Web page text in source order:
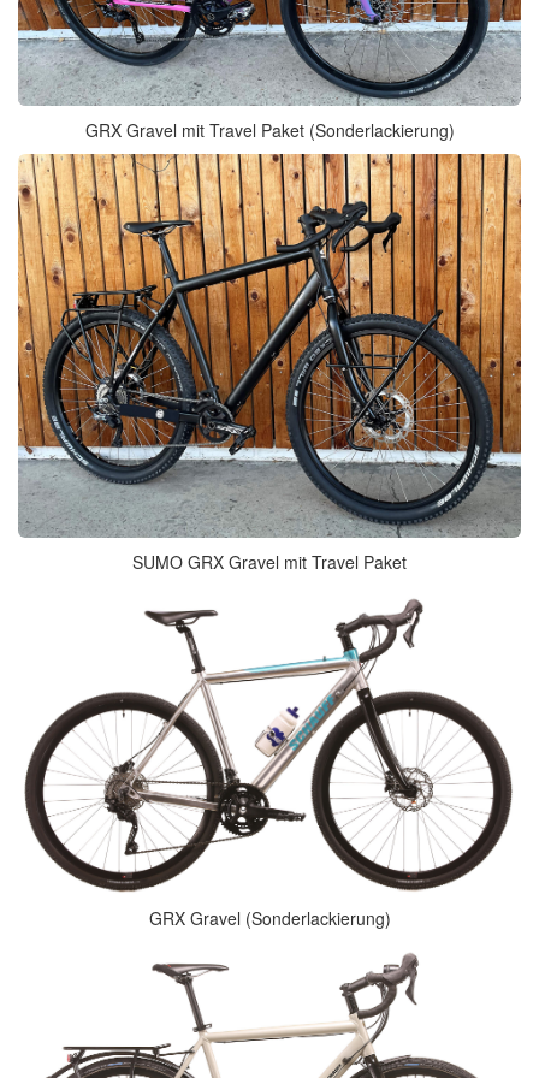
GRX Gravel mit Travel Paket (Sonderlackierung)
SUMO GRX Gravel mit Travel Paket
GRX Gravel (Sonderlackierung)